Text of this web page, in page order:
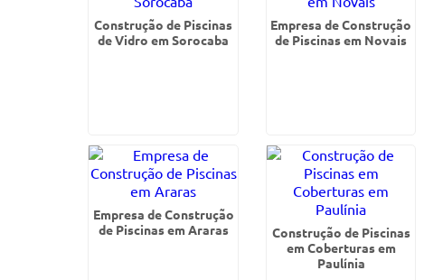
Construção de Piscinas
de Vidro em Sorocaba
Empresa de Construção
de Piscinas em Novais
Empresa de Construção
de Piscinas em Araras
Construção de Piscinas
em Coberturas em
Paulínia